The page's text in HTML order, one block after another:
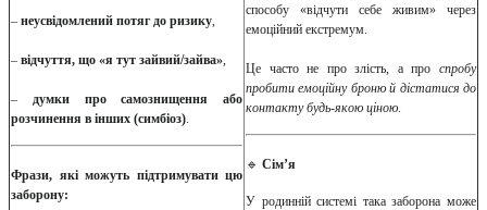
– неусвідомлений потяг до ризику,
– відчуття, що «я тут зайвий/зайва»,
– думки про самознищення або
розчинення в інших (симбіоз).
Фрази, які можуть підтримувати цю
заборону:
способу «відчути себе живим» через
емоційний екстремум.
Це часто не про злість, а про спробу
пробити емоційну броню й дістатися до
контакту будь-якою ціною.
🔹 Сім’я
У родинній системі така заборона може